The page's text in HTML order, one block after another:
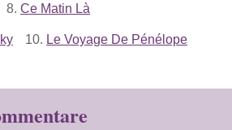
8. Ce Matin Là
10. Le Voyage De Pénélope